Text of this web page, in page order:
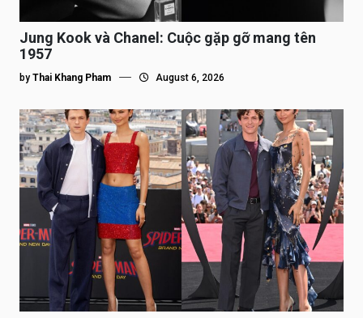
Jung Kook và Chanel: Cuộc gặp gỡ mang tên
1957
by Thai Khang Pham August 6, 2026